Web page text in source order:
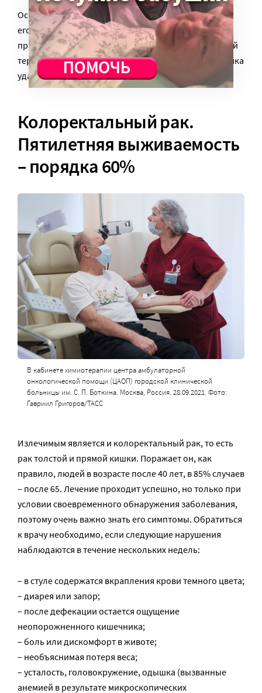
Основной метод лечения рака яичка – операция по
его удалению. Хирургический метод, как правило,
применяется в сочетании с химиотерапией и лучевой
терапией. В случае своевременного лечения рак яичка
удается преодолеть.
Колоректальный рак.
Пятилетняя выживаемость
– порядка 60%
В кабинете химиотерапии центра амбулаторной
онкологической помощи (ЦАОП) городской клинической
больницы им. С. П. Боткина. Москва, Россия. 28.09.2021. Фото:
Гавриил Григоров/ТАСС
Излечимым является и колоректальный рак, то есть
рак толстой и прямой кишки. Поражает он, как
правило, людей в возрасте после 40 лет, в 85% случаев
– после 65. Лечение проходит успешно, но только при
условии своевременного обнаружения заболевания,
поэтому очень важно знать его симптомы. Обратиться
к врачу необходимо, если следующие нарушения
наблюдаются в течение нескольких недель:
– в стуле содержатся вкрапления крови темного цвета;
– диарея или запор;
– после дефекации остается ощущение
неопорожненного кишечника;
– боль или дискомфорт в животе;
– необъяснимая потеря веса;
– усталость, головокружение, одышка (вызванные
анемией в результате микроскопических